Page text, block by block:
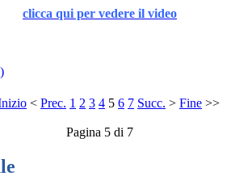
clicca qui per vedere il video
< Prec. 1 2 3 4 5 6 7 Succ. > Fine >>
Pagina 5 di 7